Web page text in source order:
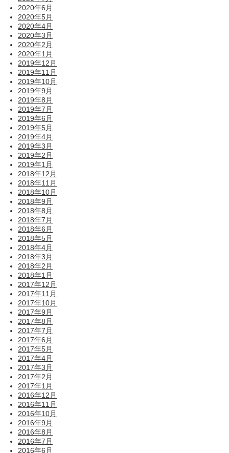
2020年6月
2020年5月
2020年4月
2020年3月
2020年2月
2020年1月
2019年12月
2019年11月
2019年10月
2019年9月
2019年8月
2019年7月
2019年6月
2019年5月
2019年4月
2019年3月
2019年2月
2019年1月
2018年12月
2018年11月
2018年10月
2018年9月
2018年8月
2018年7月
2018年6月
2018年5月
2018年4月
2018年3月
2018年2月
2018年1月
2017年12月
2017年11月
2017年10月
2017年9月
2017年8月
2017年7月
2017年6月
2017年5月
2017年4月
2017年3月
2017年2月
2017年1月
2016年12月
2016年11月
2016年10月
2016年9月
2016年8月
2016年7月
2016年6月